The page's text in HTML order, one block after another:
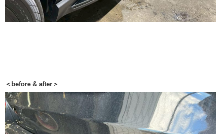
＜before & after＞